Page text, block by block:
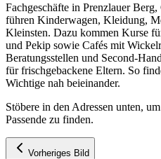
Fachgeschäfte in Prenzlauer
führen Kinderwagen, Kleidung,
Kleinsten. Dazu kommen Kurse
und Pekip sowie Cafés mit
Beratungsstellen und Second-
für frischgebackene Eltern. So
Wichtige nah beieinander.
Stöbere in den Adressen unten,
Passende zu finden.
Vorheriges Bild